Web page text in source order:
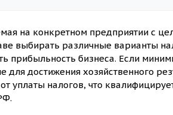
на конкретном предприятии с
выбирать различные варианты
прибыльность бизнеса. Если
достижения хозяйственного
уплаты налогов, что